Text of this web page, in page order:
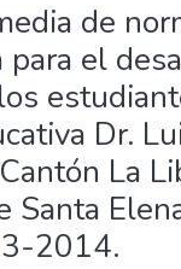
de
para el
Dr.
La
Santa
2014.